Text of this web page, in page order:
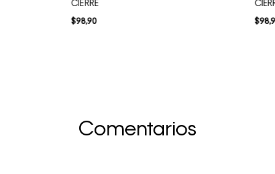
CIERRE
$98,90 $98,
Comentarios